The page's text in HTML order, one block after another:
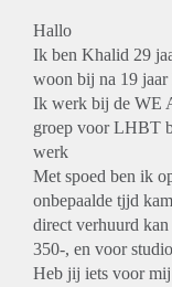
Hallo
Ik ben Khalid 29
woon bij na 19 jaar
Ik werk bij de WE
groep voor LHBT
werk
Met spoed ben ik
onbepaalde tjjd
direct verhuurd
350-, en voor
Heb jij iets voor